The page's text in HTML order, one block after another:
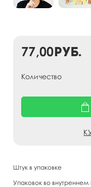
Штук в упаковке
Упаковок во
77,00руб.
Количество